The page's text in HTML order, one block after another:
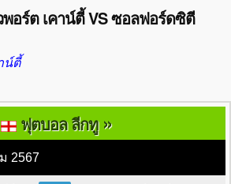
อร์ต เคาน์ตี้ VS ซอลฟอร์ดซิตี
น์ตี้
ฟุตบอล ลีกทู»
2567